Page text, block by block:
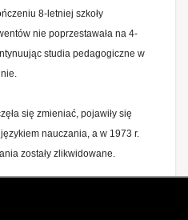
8-letniej szkoły
nie poprzestawała na 4-
studia pedagogiczne w
się zmieniać, pojawiły się
nauczania, a w 1973 r.
zostały zlikwidowane.